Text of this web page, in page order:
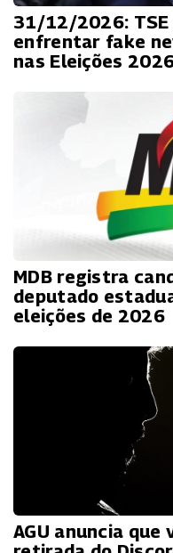
31/12/2026:
enfrentar fake
nas Eleições
MDB registra
deputado
eleições de 2026
AGU anuncia